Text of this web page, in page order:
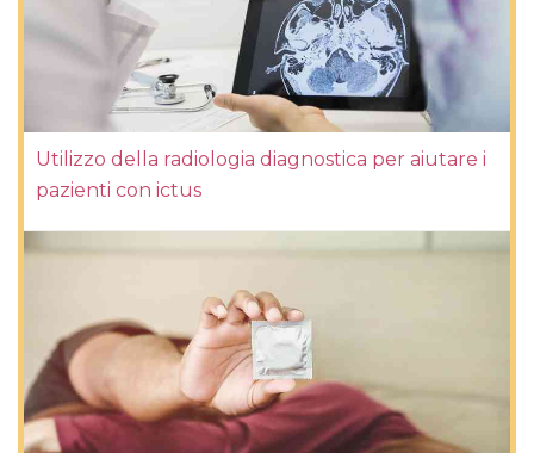
Utilizzo della radiologia diagnostica per aiutare i
pazienti con ictus